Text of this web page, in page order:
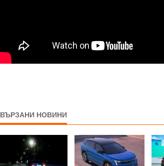
НОВИНИ